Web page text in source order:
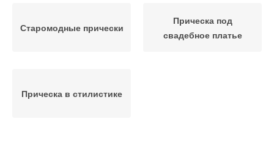
Старомодные прически
Прическа под
свадебное платье
Прическа в стилистике